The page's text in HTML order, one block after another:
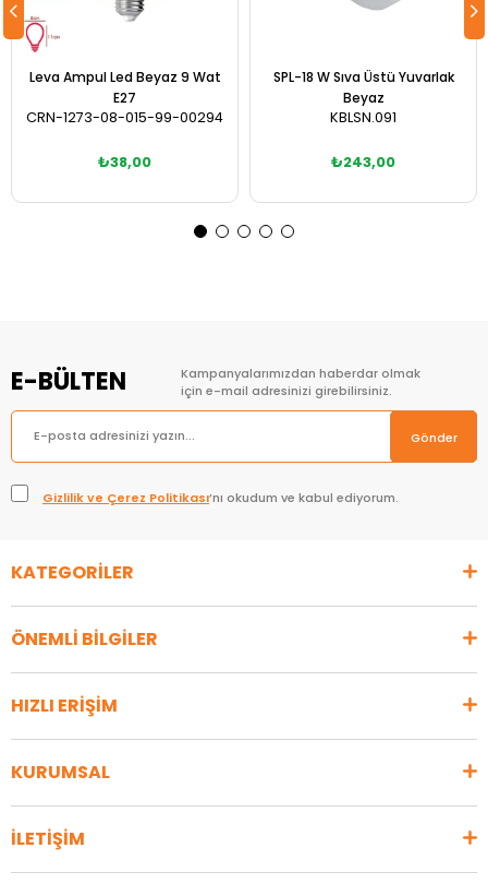
Leva Ampul Led Beyaz 9 Wat
E27
CRN-1273-08-015-99-00294
₺38,00
SPL-18 W Sıva Üstü Yuvarlak
Beyaz
KBLSN.091
₺243,00
E-BÜLTEN
Kampanyalarımızdan haberdar olmak
için e-mail adresinizi girebilirsiniz.
Gönder
Gizlilik ve Çerez Politikası’nı okudum ve kabul ediyorum.
KATEGORİLER
ÖNEMLİ BİLGİLER
HIZLI ERİŞİM
KURUMSAL
İLETİŞİM